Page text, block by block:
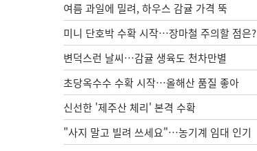
여름 과일에 밀려, 하우스 감귤 가격 뚝
미니 단호박 수확 시작…장마철 주의할 점은?
변덕스런 날씨…감귤 생육도 천차만별
초당옥수수 수확 시작…올해산 품질 좋아
신선한 '제주산 체리' 본격 수확
"사지 말고 빌려 쓰세요"…농기계 임대 인기